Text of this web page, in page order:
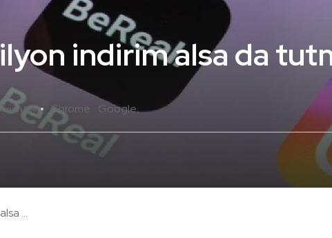
indirim alsa da
Yok Chrome Google
...